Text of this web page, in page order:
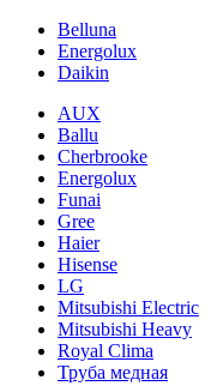
Belluna
Energolux
Daikin
AUX
Ballu
Cherbrooke
Energolux
Funai
Gree
Haier
Hisense
LG
Mitsubishi Electric
Mitsubishi Heavy
Royal Clima
Труба медная